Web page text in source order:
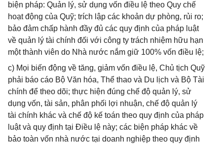
biện pháp: Quản lý, sử dụng vốn điều lệ theo Quy chế
hoạt động của Quỹ; trích lập các khoản dự phòng, rủi ro;
bảo đảm chấp hành đầy đủ các quy định của pháp luật
về quản lý tài chính đối với công ty trách nhiệm hữu hạn
một thành viên do Nhà nước nắm giữ 100% vốn điều lệ;
c) Mọi biến động về tăng, giảm vốn điều lệ, Chủ tịch Quỹ
phải báo cáo Bộ Văn hóa, Thể thao và Du lịch và Bộ Tài
chính để theo dõi; thực hiện đúng chế độ quản lý, sử
dụng vốn, tài sản, phân phối lợi nhuận, chế độ quản lý
tài chính khác và chế độ kế toán theo quy định của pháp
luật và quy định tại Điều lệ này; các biện pháp khác về
bảo toàn vốn nhà nước tại doanh nghiệp theo quy định